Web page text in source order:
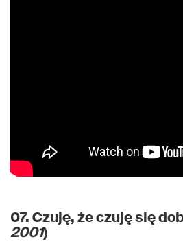
07. Czuję, że czuję się
2001)